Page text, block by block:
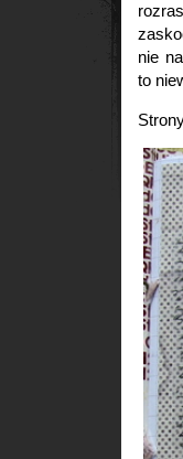
nie
to